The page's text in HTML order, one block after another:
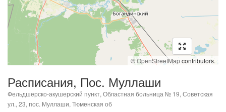
©OpenStreetMapcontributors.
Расписания, Пос. Муллаши
Фельдшерско-акушерский пункт, Областная больница № 19, Советская
ул., 23, пос. Муллаши, Тюменская об